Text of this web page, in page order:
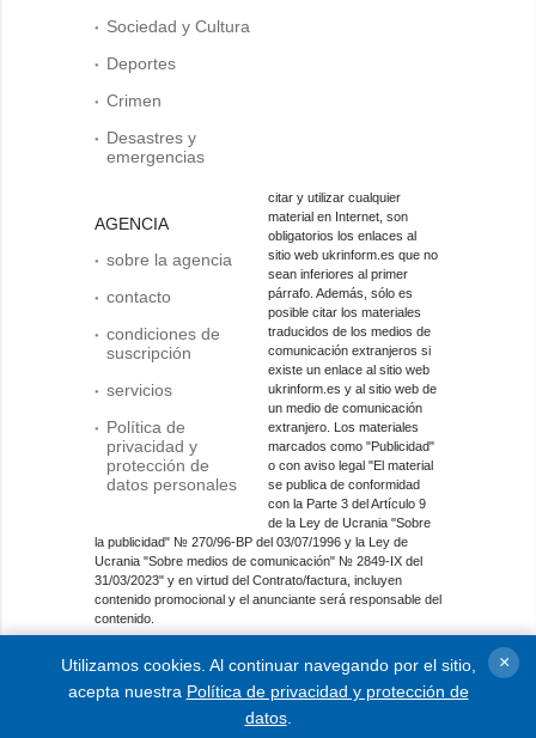
Sociedad y Cultura
Deportes
Crimen
Desastres y
emergencias
AGENCIA
sobre la agencia
contacto
condiciones de
suscripción
servicios
Política de
privacidad y
protección de
datos personales
citar y utilizar cualquier
material en Internet, son
obligatorios los enlaces al
sitio web ukrinform.es que no
sean inferiores al primer
párrafo. Además, sólo es
posible citar los materiales
traducidos de los medios de
comunicación extranjeros si
existe un enlace al sitio web
ukrinform.es y al sitio web de
un medio de comunicación
extranjero. Los materiales
marcados como "Publicidad"
o con aviso legal "El material
se publica de conformidad
con la Parte 3 del Artículo 9
de la Ley de Ucrania "Sobre
la publicidad" № 270/96-ВР del 03/07/1996 y la Ley de
Ucrania "Sobre medios de comunicación" № 2849-IX del
31/03/2023" y en virtud del Contrato/factura, incluyen
contenido promocional y el anunciante será responsable del
contenido.
Entidad de medios en línea; identificador de medios: R40-
01421.
© 2015-2026 Ukrinform. Todos los derechos reservados.
Utilizamos cookies. Al continuar navegando por el sitio,
acepta nuestra Política de privacidad y protección de
datos.
×